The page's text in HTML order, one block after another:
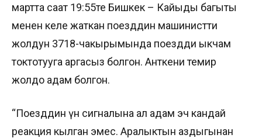
мартта саат 19:55те Бишкек – Кайыңды багыты
менен келе жаткан поезддин машинистти
жолдун 3718-чакырымында поездди ыкчам
токтотууга аргасыз болгон. Анткени темир
жолдо адам болгон.
“Поезддин үн сигналына ал адам эч кандай
реакция кылган эмес. Аралыктын аздыгынан